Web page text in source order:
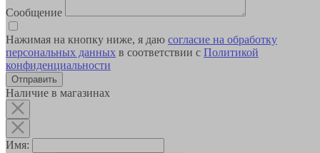
Сообщение
Нажимая на кнопку ниже, я даю согласие на обработку
персональных данных в соответствии с Политикой
конфиденциальности
Наличие в магазинах
Имя: